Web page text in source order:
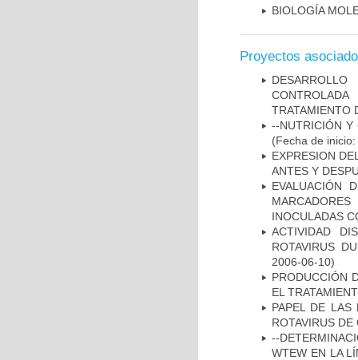
BIOLOGÍA
Proyectos
TRATAMIENTO
--NUTRICIÓN Y
(Fecha de
EXPRESION
ANTES Y
EVALUACIÓN
INOCULADAS
ACTIVIDAD
ROTAVIRUS
2006-06-10)
PRODUCCIÓN
EL
PAPEL DE LAS
ROTAVIRUS
--
WTEW EN LA